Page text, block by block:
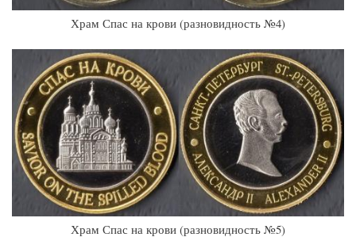
Храм Спас на крови (разновидность №4)
Храм Спас на крови (разновидность №5)